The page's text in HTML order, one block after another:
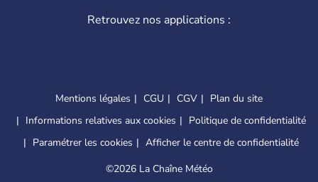
Retrouvez nos applications :
Mentions légales CGU CGV
Plan du site
Informations relatives aux cookies
Politique de confidentialité
Paramétrer les cookies
Afficher le centre de confidentialité
©2026 La Chaîne Météo